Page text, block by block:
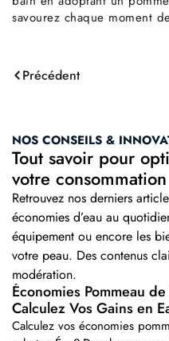
savourez chaque moment
Précédent
NOS CONSEILS &
Tout savoir pour
votre consommation
Retrouvez nos derniers
économies d’eau au
équipement ou encore les
votre peau. Des contenus
modération.
Économies Pommeau
Calculez Vos Gains en
Calculez vos économies